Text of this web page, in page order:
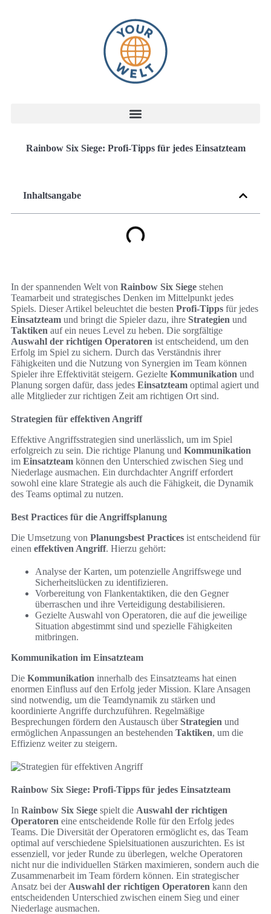
Rainbow Six Siege: Profi-Tipps für jedes Einsatzteam
Inhaltsangabe
In der spannenden Welt von Rainbow Six Siege stehen
Teamarbeit und strategisches Denken im Mittelpunkt jedes
Spiels. Dieser Artikel beleuchtet die besten Profi-Tipps für jedes
Einsatzteam und bringt die Spieler dazu, ihre Strategien und
Taktiken auf ein neues Level zu heben. Die sorgfältige
Auswahl der richtigen Operatoren ist entscheidend, um den
Erfolg im Spiel zu sichern. Durch das Verständnis ihrer
Fähigkeiten und die Nutzung von Synergien im Team können
Spieler ihre Effektivität steigern. Gezielte Kommunikation und
Planung sorgen dafür, dass jedes Einsatzteam optimal agiert und
alle Mitglieder zur richtigen Zeit am richtigen Ort sind.
Strategien für effektiven Angriff
Effektive Angriffsstrategien sind unerlässlich, um im Spiel
erfolgreich zu sein. Die richtige Planung und Kommunikation
im Einsatzteam können den Unterschied zwischen Sieg und
Niederlage ausmachen. Ein durchdachter Angriff erfordert
sowohl eine klare Strategie als auch die Fähigkeit, die Dynamik
des Teams optimal zu nutzen.
Best Practices für die Angriffsplanung
Die Umsetzung von Planungsbest Practices ist entscheidend für
einen effektiven Angriff. Hierzu gehört:
Analyse der Karten, um potenzielle Angriffswege und
Sicherheitslücken zu identifizieren.
Vorbereitung von Flankentaktiken, die den Gegner
überraschen und ihre Verteidigung destabilisieren.
Gezielte Auswahl von Operatoren, die auf die jeweilige
Situation abgestimmt sind und spezielle Fähigkeiten
mitbringen.
Kommunikation im Einsatzteam
Die Kommunikation innerhalb des Einsatzteams hat einen
enormen Einfluss auf den Erfolg jeder Mission. Klare Ansagen
sind notwendig, um die Teamdynamik zu stärken und
koordinierte Angriffe durchzuführen. Regelmäßige
Besprechungen fördern den Austausch überStrategien und
ermöglichen Anpassungen an bestehenden Taktiken, um die
Effizienz weiter zu steigern.
Rainbow Six Siege: Profi-Tipps für jedes Einsatzteam
In Rainbow Six Siege spielt die Auswahl der richtigen
Operatoren eine entscheidende Rolle für den Erfolg jedes
Teams. Die Diversität der Operatoren ermöglicht es, das Team
optimal auf verschiedene Spielsituationen auszurichten. Es ist
essenziell, vor jeder Runde zu überlegen, welche Operatoren
nicht nur die individuellen Stärken maximieren, sondern auch die
Zusammenarbeit im Team fördern können. Ein strategischer
Ansatz bei der Auswahl der richtigen Operatoren kann den
entscheidenden Unterschied zwischen einem Sieg und einer
Niederlage ausmachen.